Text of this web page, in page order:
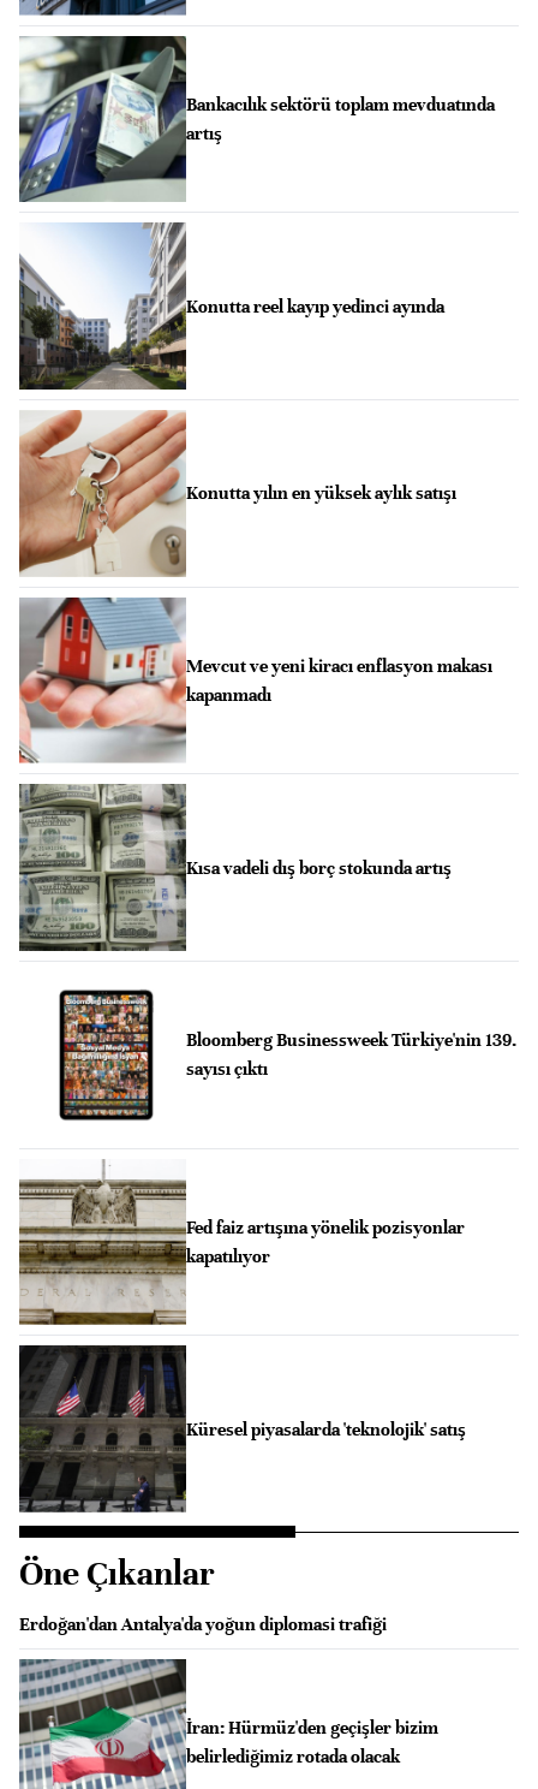
Bankacılık sektörü toplam mevduatında
artış
Konutta reel kayıp yedinci ayında
Konutta yılın en yüksek aylık satışı
Mevcut ve yeni kiracı enflasyon makası
kapanmadı
Kısa vadeli dış borç stokunda artış
Bloomberg Businessweek Türkiye'nin 139.
sayısı çıktı
Fed faiz artışına yönelik pozisyonlar
kapatılıyor
Küresel piyasalarda 'teknolojik' satış
Öne Çıkanlar
Erdoğan'dan Antalya'da yoğun diplomasi trafiği
İran: Hürmüz'den geçişler bizim
belirlediğimiz rotada olacak